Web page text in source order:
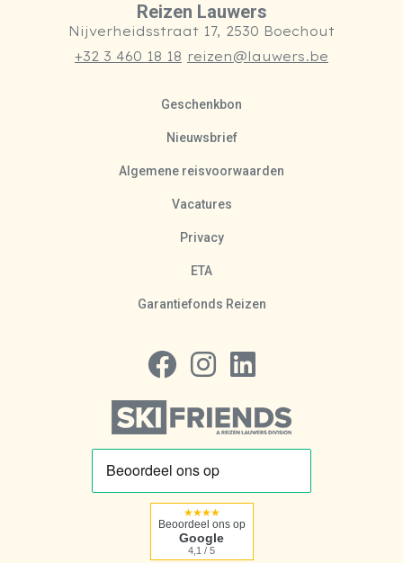
Reizen Lauwers
Nijverheidsstraat 17, 2530 Boechout
+32 3 460 18 18 reizen@lauwers.be
Geschenkbon
Nieuwsbrief
Algemene reisvoorwaarden
Vacatures
Privacy
ETA
Garantiefonds Reizen
Volg ons op Facebook
Volg ons op Instagram
Volg ons op LinkedIn
★★★★
Beoordeel ons op
Google
4,1 / 5